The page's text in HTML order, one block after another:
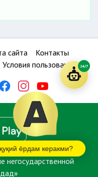
сайта
Контакты
Условия пользования
ёрдам керакми?
24/7